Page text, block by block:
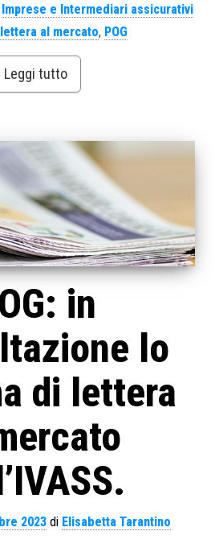
Imprese e Intermediari assicurativi
lettera al mercato, POG
Leggi tutto
in
lo
di lettera
2023di Elisabetta Tarantino